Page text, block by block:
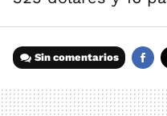
Sin comentarios